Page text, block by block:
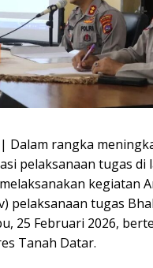
| Dalam rangka
pelaksanaan tugas di
kegiatan
pelaksanaan tugas
25 Februari 2026,
Tanah Datar.